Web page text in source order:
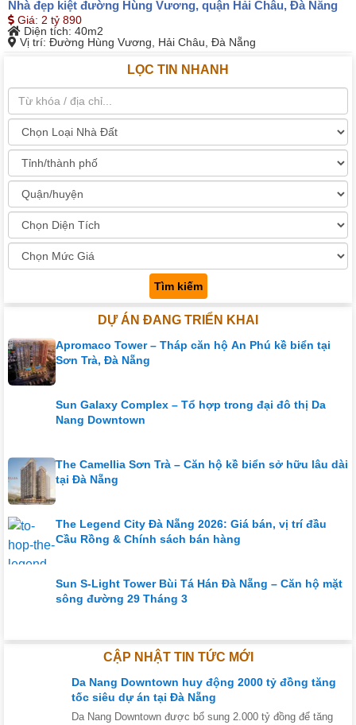
Nhà đẹp kiệt đường Hùng Vương, quận Hải Châu, Đà Nẵng
Giá: 2 tỷ 890
Diện tích: 40m2
Vị trí: Đường Hùng Vương, Hải Châu, Đà Nẵng
LỌC TIN NHANH
Tìm kiếm
DỰ ÁN ĐANG TRIỂN KHAI
Apromaco Tower – Tháp căn hộ An Phú kề biển tại
Sơn Trà, Đà Nẵng
Sun Galaxy Complex – Tổ hợp trong đại đô thị Da
Nang Downtown
The Camellia Sơn Trà – Căn hộ kề biển sở hữu lâu dài
tại Đà Nẵng
The Legend City Đà Nẵng 2026: Giá bán, vị trí đầu
Cầu Rồng & Chính sách bán hàng
Sun S-Light Tower Bùi Tá Hán Đà Nẵng – Căn hộ mặt
sông đường 29 Tháng 3
CẬP NHẬT TIN TỨC MỚI
Da Nang Downtown huy động 2000 tỷ đồng tăng
tốc siêu dự án tại Đà Nẵng
Da Nang Downtown được bổ sung 2.000 tỷ đồng để tăng